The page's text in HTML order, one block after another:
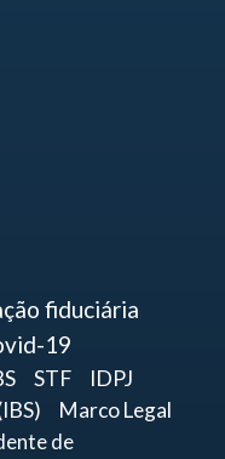
fiduciária
19
STF
IDPJ
Marco Legal
de